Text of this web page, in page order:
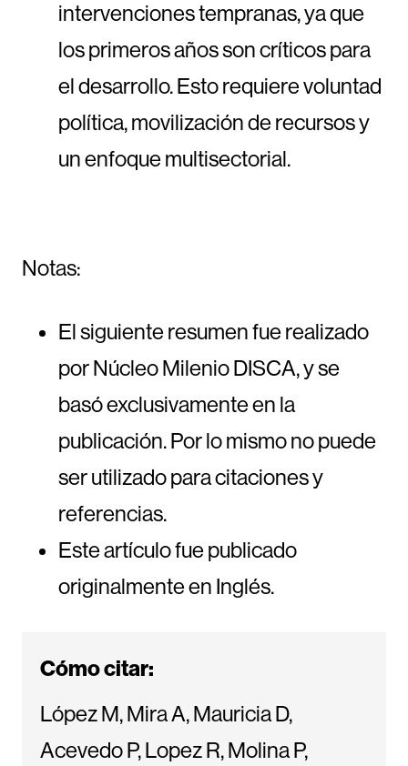
intervenciones tempranas, ya que
los primeros años son críticos para
el desarrollo. Esto requiere voluntad
política, movilización de recursos y
un enfoque multisectorial.
Notas:
El siguiente resumen fue realizado
por Núcleo Milenio DISCA, y se
basó exclusivamente en la
publicación. Por lo mismo no puede
ser utilizado para citaciones y
referencias.
Este artículo fue publicado
originalmente en Inglés.
Cómo citar:
López M, Mira A, Mauricia D,
Acevedo P, Lopez R, Molina P,